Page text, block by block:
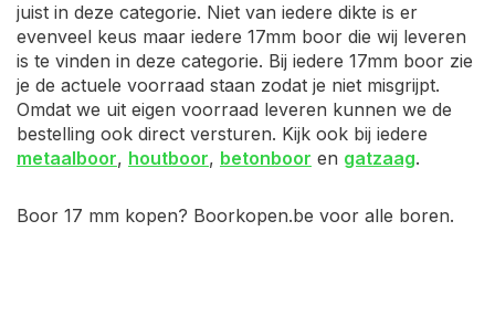
juist in deze categorie. Niet van iedere dikte is er
evenveel keus maar iedere 17mm boor die wij leveren
is te vinden in deze categorie. Bij iedere 17mm boor zie
je de actuele voorraad staan zodat je niet misgrijpt.
Omdat we uit eigen voorraad leveren kunnen we de
bestelling ook direct versturen. Kijk ook bij iedere
metaalboor, houtboor, betonboor en gatzaag.
Boor 17 mm kopen? Boorkopen.be voor alle boren.